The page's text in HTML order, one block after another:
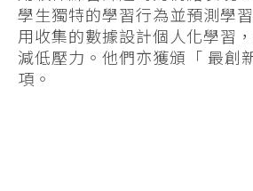
學生獨特的學習行為並預測學
用收集的數據設計個人化學習
減低壓力。他們亦獲頒「 最創
項。